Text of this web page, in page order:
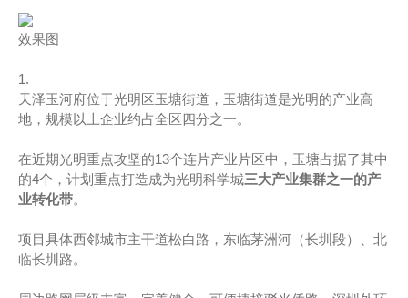
效果图
1.
天泽玉河府位于光明区玉塘街道，玉塘街道是光明的产业高
地，规模以上企业约占全区四分之一。
在近期光明重点攻坚的13个连片产业片区中，玉塘占据了其中
的4个，计划重点打造成为光明科学城三大产业集群之一的产
业转化带。
项目具体西邻城市主干道松白路，东临茅洲河（长圳段）、北
临长圳路。